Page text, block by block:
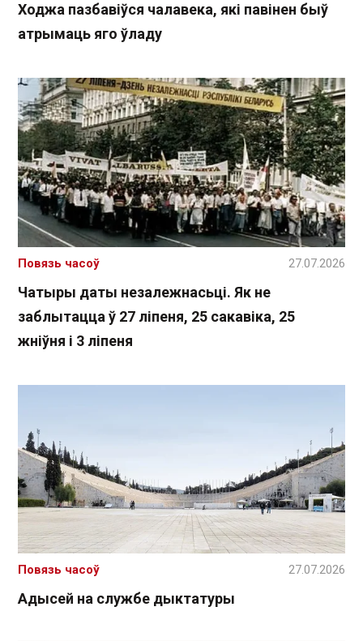
Ходжа пазбавіўся чалавека, які павінен быў
атрымаць яго ўладу
Чатыры даты незалежнасьці. Як не
заблытацца ў 27 ліпеня, 25 сакавіка, 25
жніўня і 3 ліпеня
Повязь часоў 27.07.2026
Адысей на службе дыктатуры
Повязь часоў 27.07.2026